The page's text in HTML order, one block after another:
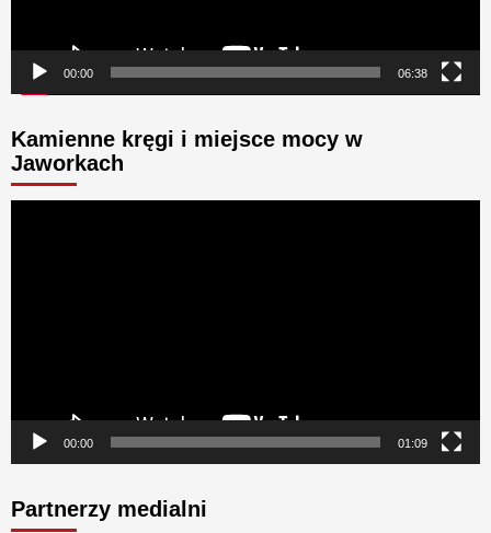
00:00 06:38
Kamienne kręgi i miejsce mocy w
Jaworkach
00:00 01:09
Partnerzy medialni